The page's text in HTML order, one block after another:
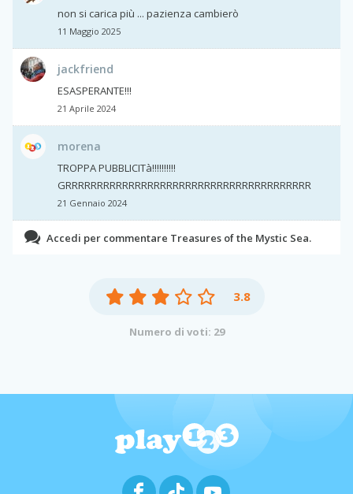
non si carica più ... pazienza cambierò
11 Maggio 2025
jackfriend
ESASPERANTE!!!
21 Aprile 2024
morena
TROPPA PUBBLICITà!!!!!!!!!!
GRRRRRRRRRRRRRRRRRRRRRRRRRRRRRRRRRRRRRRR
21 Gennaio 2024
Accedi per commentare Treasures of the Mystic Sea.
3.8
Numero di voti: 29